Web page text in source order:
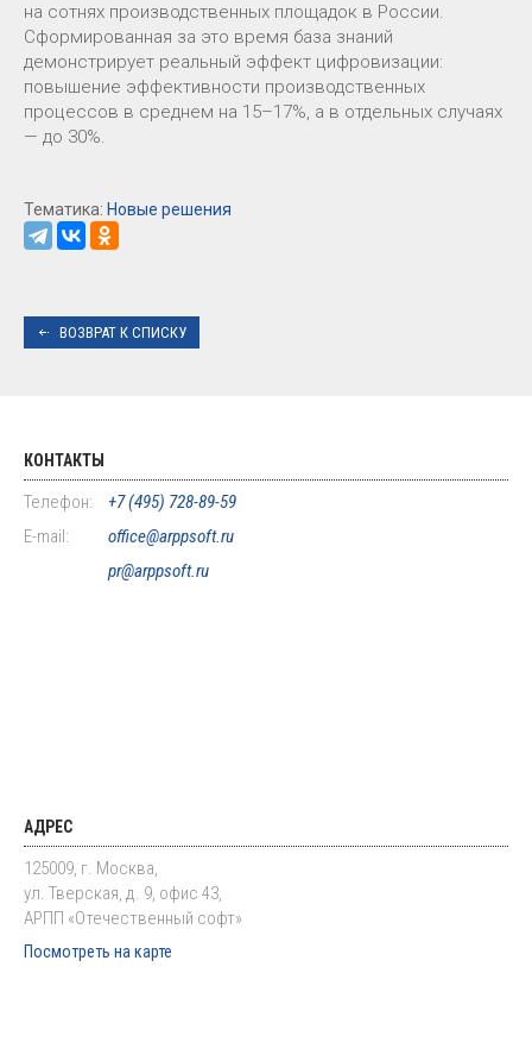
на сотнях производственных площадок в России.
Сформированная за это время база знаний
демонстрирует реальный эффект цифровизации:
повышение эффективности производственных
процессов в среднем на 15–17%, а в отдельных случаях
— до 30%.
Тематика: Новые решения
ВОЗВРАТ К СПИСКУ
КОНТАКТЫ
Телефон:
+7 (495) 728-89-59
E-mail:
office@arppsoft.ru
pr@arppsoft.ru
АДРЕС
125009, г. Москва,
ул. Тверская, д. 9, офис 43,
АРПП «Отечественный софт»
Посмотреть на карте